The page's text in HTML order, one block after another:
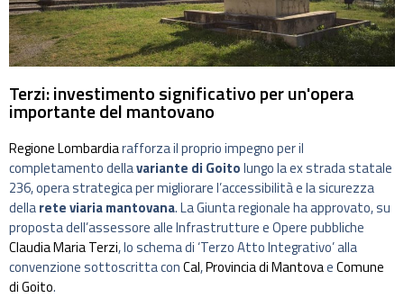
Terzi: investimento significativo per un'opera
importante del mantovano
Regione Lombardiarafforza il proprio impegno per il
completamento dellavariante di Goitolungo la ex strada statale
236, opera strategica per migliorare l’accessibilità e la sicurezza
dellarete viaria mantovana. La Giunta regionale ha approvato, su
proposta dell’assessore alle Infrastrutture e Opere pubbliche
Claudia Maria Terzi, lo schema di ‘Terzo Atto Integrativo’ alla
convenzione sottoscritta conCal,Provincia di MantovaeComune
di Goito.